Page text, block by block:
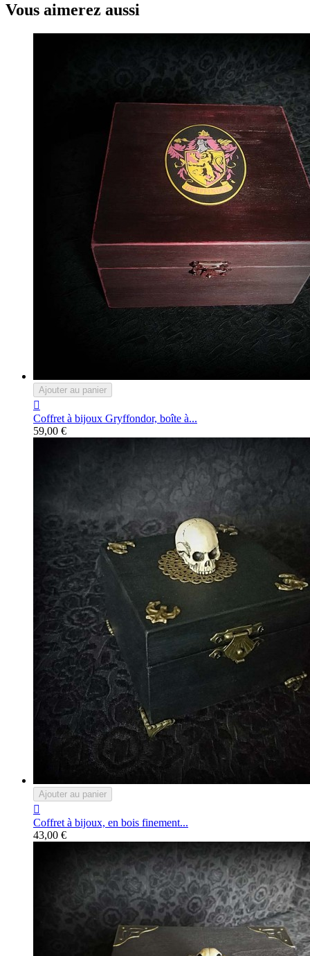
Vous aimerez aussi
Ajouter au panier

Coffret à bijoux Gryffondor, boîte à...
59,00 €
Ajouter au panier

Coffret à bijoux, en bois finement...
43,00 €